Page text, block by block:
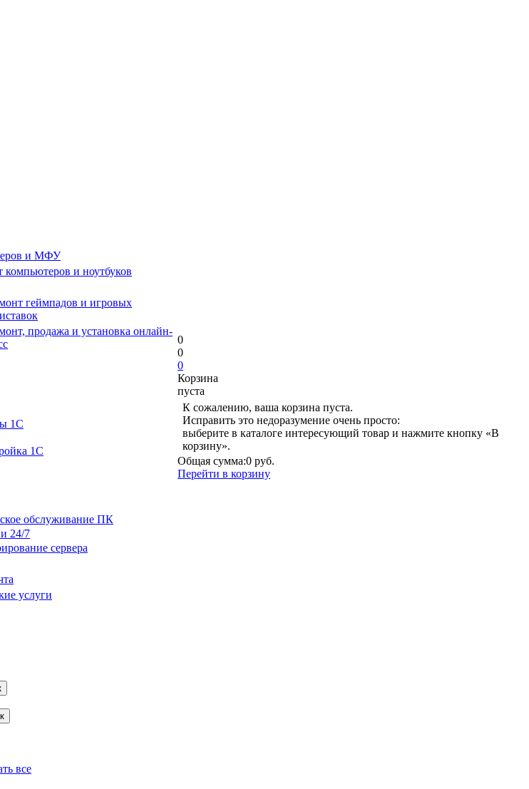
и МФУ
компьютеров и ноутбуков
геймпадов и игровых
продажа и установка онлайн-
1С
1С
обслуживание ПК
24/7
сервера
услуги
0
0
0
Корзина
пуста
К сожалению, ваша корзина пуста.
Исправить это недоразумение очень просто:
выберите в каталоге интересующий товар и нажмите кнопку «В
корзину».
Общая сумма:0 руб.
Перейти в корзину
все